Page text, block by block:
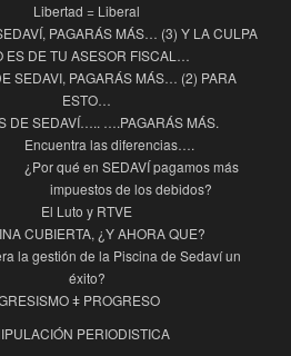
Libertad = Liberal
PAGARÁS MÁS… (3) Y LA CULPA
ES DE TU ASESOR FISCAL…
SEDAVI, PAGARÁS MÁS… (2) PARA
ESTO…
DE SEDAVÍ….. ….PAGARÁS MÁS.
Encuentra las diferencias….
¿Por qué en SEDAVÍ pagamos más
impuestos de los debidos?
El Luto y RTVE
CUBIERTA, ¿Y AHORA QUE?
la gestión de la Piscina de Sedaví un
éxito?
ǂ PROGRESO
PERIODISTICA